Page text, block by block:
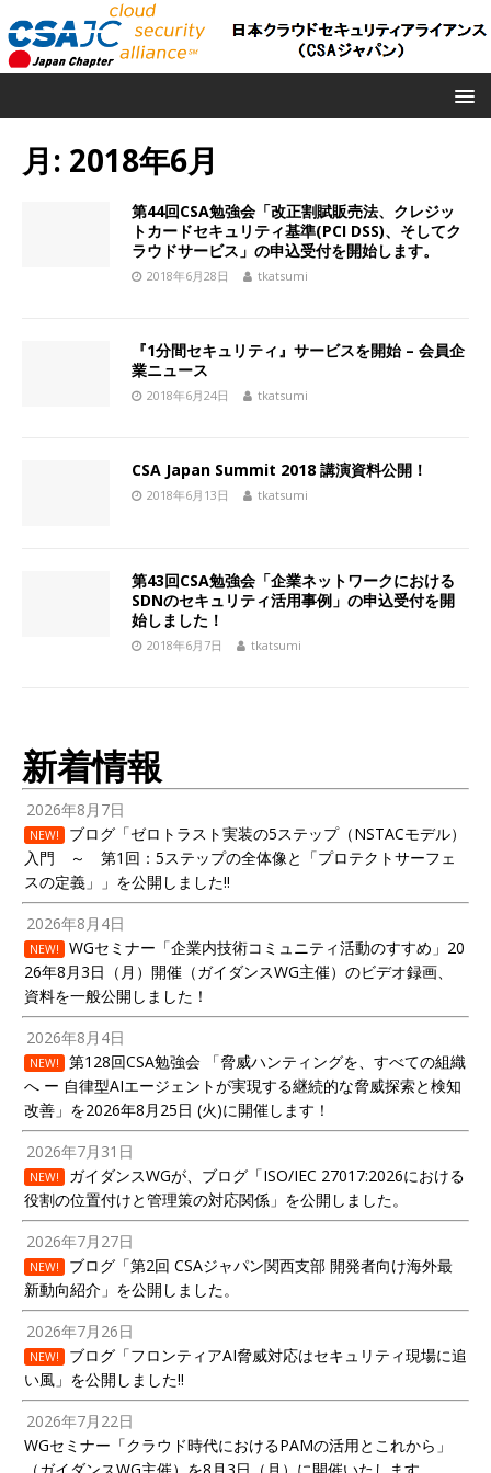
月: 2018年6月
第44回CSA勉強会「改正割賦販売法、クレジッ
トカードセキュリティ基準(PCI DSS)、そしてク
ラウドサービス」の申込受付を開始します。
2018年6月28日 tkatsumi
『1分間セキュリティ』サービスを開始 – 会員企
業ニュース
2018年6月24日 tkatsumi
CSA Japan Summit 2018 講演資料公開！
2018年6月13日 tkatsumi
第43回CSA勉強会「企業ネットワークにおける
SDNのセキュリティ活用事例」の申込受付を開
始しました！
2018年6月7日 tkatsumi
新着情報
2026年8月7日
NEW!
ブログ「ゼロトラスト実装の5ステップ（NSTACモデル）
入門 ～ 第1回：5ステップの全体像と「プロテクトサーフェ
スの定義」」を公開しました!!
2026年8月4日
NEW!
WGセミナー「企業内技術コミュニティ活動のすすめ」20
26年8月3日（月）開催（ガイダンスWG主催）のビデオ録画、
資料を一般公開しました！
2026年8月4日
NEW!
第128回CSA勉強会 「脅威ハンティングを、すべての組織
へ ー 自律型AIエージェントが実現する継続的な脅威探索と検知
改善」を2026年8月25日 (火)に開催します！
2026年7月31日
NEW!
ガイダンスWGが、ブログ「ISO/IEC 27017:2026における
役割の位置付けと管理策の対応関係」を公開しました。
2026年7月27日
NEW!
ブログ「第2回 CSAジャパン関西支部 開発者向け海外最
新動向紹介」を公開しました。
2026年7月26日
NEW!
ブログ「フロンティアAI脅威対応はセキュリティ現場に追
い風」を公開しました!!
2026年7月22日
WGセミナー「クラウド時代におけるPAMの活用とこれから」